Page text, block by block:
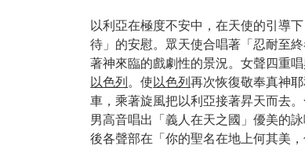
以利亞在極度不安中，在天使的引導
待」的安慰。眾天使合唱著「忍耐至
著神來臨的戲劇性的景況。女聲四重
以色列 。使以色列再次恢復敬奉真神
車，乘著旋風把以利亞接著昇天而去
男高音唱出「義人在天之國」優美的
後各聲部在「你的聖名在地上何其美